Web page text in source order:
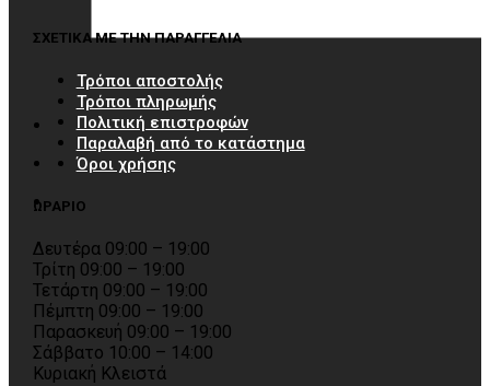
ΣΧΕΤΙΚΑ ΜΕ ΤΗΝ ΠΑΡΑΓΓΕΛΙΑ
Τρόποι αποστολής
Τρόποι πληρωμής
Πολιτική επιστροφών
Παραλαβή από το κατάστημα
Όροι χρήσης
ΩΡΑΡΙΟ
Δευτέρα 09:00 – 19:00
Τρίτη 09:00 – 19:00
Τετάρτη 09:00 – 19:00
Πέμπτη 09:00 – 19:00
Παρασκευή 09:00 – 19:00
Σάββατο 10:00 – 14:00
Κυριακή Κλειστά